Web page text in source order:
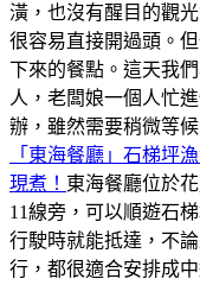
潢，也沒有醒目的觀
很容易直接開過頭。
下來的餐點。這天我
人，老闆娘一個人忙
辦，雖然需要稍微等
「東海餐廳」石梯坪
現煮！ 東海餐廳位於
11線旁，可以順遊石
行駛時就能抵達，不
行，都很適合安排成